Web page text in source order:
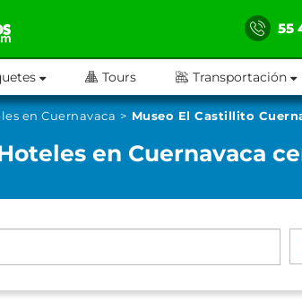
55
Tours Transportación
en Cuernavaca Museo El Castillito
en Cuernavaca